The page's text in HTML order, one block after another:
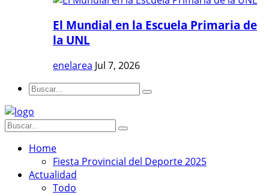
El Mundial en la Escuela Primaria de
la UNL
enelarea Jul 7, 2026
Home
Fiesta Provincial del Deporte 2025
Actualidad
Todo